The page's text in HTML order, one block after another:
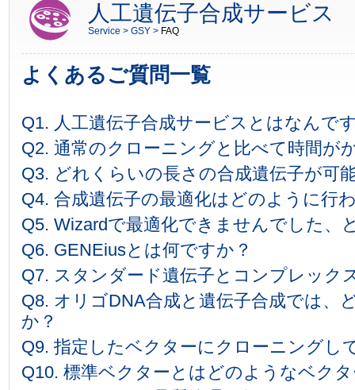
人工遺伝子合成サービ
Service > GSY > FAQ
よくあるご質問一覧
Q1. 人工遺伝子合成サービスとはなんで
Q2. 通常のクローニングと比べて時間が
Q3. どれくらいの長さの合成遺伝子が可
Q4. 合成遺伝子の最適化はどのように行
Q5. Wizardで最適化できませんでした、
Q6. GENEiusとは何ですか？
Q7. スタンダード遺伝子とコンプレック
Q8. オリゴDNA合成と遺伝子合成では、
か？
Q9. 指定したベクターにクローニングし
Q10. 標準ベクターとはどのようなベク